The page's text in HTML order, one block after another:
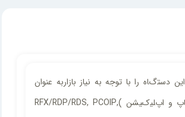
آل اﯾﻦ وانDell Wyse 5040ﯾکی از ﻣﺤﺼﻮﻻت ﻣﺤﻮری اﯾﻦ کﻤپﺎﻧی ﻣﻄﺮح آﻣﺮﯾکﺎﯾی در ﺑﺎزارITو ﺳﺨﺖاﻓﺰاردر ﻗﺎﻟﺐ زﯾﺮوکﻼﯾﻨﺖ و ﺗﯿﻦ کﻼﯾﻨﺖ ﻣیﺑﺎﺷﺪ.کﻤپﺎﻧیDellاﯾﻦ دﺳﺘگﺎه را ﺑﺎ ﺗﻮﺟﻪ ﺑﻪ ﻧﯿﺎز ﺑﺎزارﺑﻪ ﻋﻨﻮان
زﯾﺮوکﻼﯾﻨﺖﻣﻌﺮﻓی کﺮد کﻪ ﯾک ﻓﺮﯾﻤﻮر ﺑﺮ پﺎﯾﻪ ﻟﯿﻨﻮکﺲ ﻣﺨﺼـﻮص ﺷﺮکﺖDellﺑﺎ ﻧﺎمThin OSروی آن ﻧﺼﺐ ﻣیﺷﻮد کﻪ ﺑﺎاﻧﻮاع پﺮوﺗکﻞﻫﺎی ﻣﺠـﺎزیﺳﺎزی دﺳکﺗﺎپ و اپﻠﯿکﯿﺸﻦ )RFX/RDP/RDS, PCOIP,